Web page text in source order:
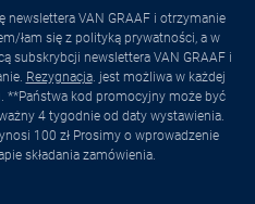
newslettera VAN GRAAF i otrzymanie
łam się z polityką prywatności, a w
subskrybcji newslettera VAN GRAAF i
Rezygnacja. jest możliwa w każdej
**Państwa kod promocyjny może być
4 tygodnie od daty wystawienia.
100 zł Prosimy o wprowadzenie
składania zamówienia.